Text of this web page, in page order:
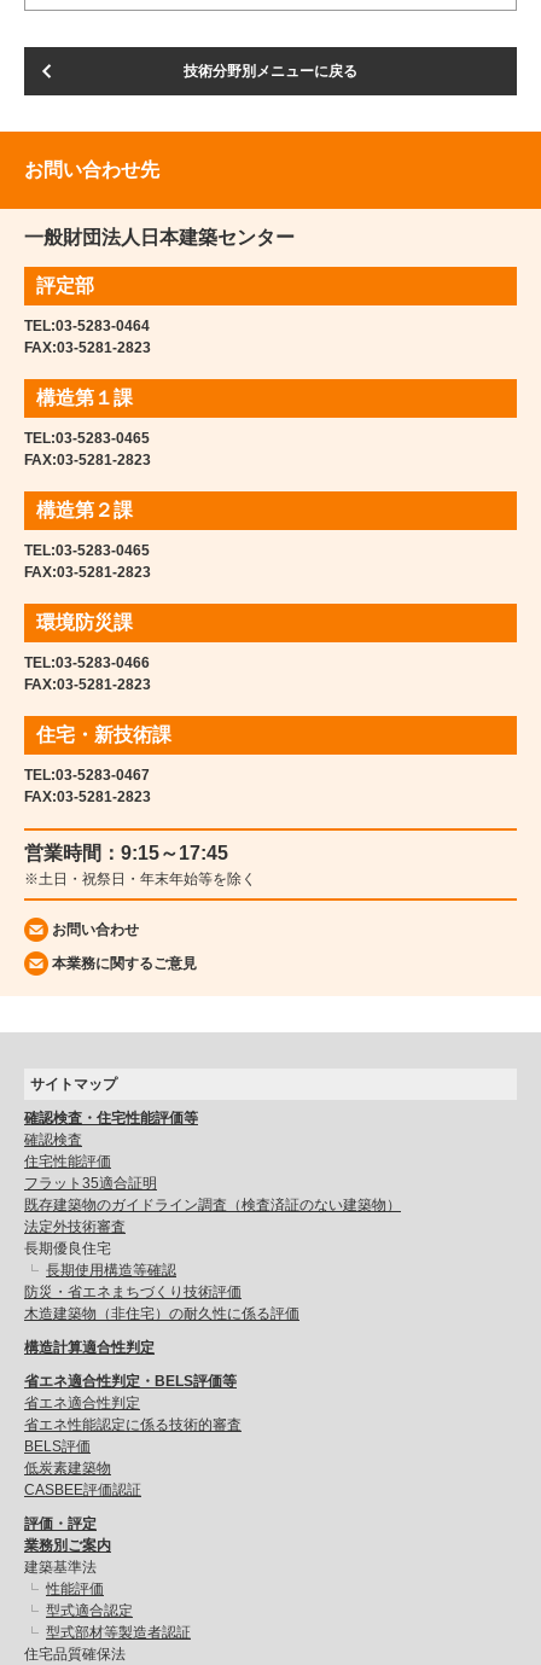
技術分野別メニューに戻る
お問い合わせ先
一般財団法人日本建築センター
評定部
TEL:03-5283-0464
FAX:03-5281-2823
構造第１課
TEL:03-5283-0465
FAX:03-5281-2823
構造第２課
TEL:03-5283-0465
FAX:03-5281-2823
環境防災課
TEL:03-5283-0466
FAX:03-5281-2823
住宅・新技術課
TEL:03-5283-0467
FAX:03-5281-2823
営業時間：9:15～17:45
※土日・祝祭日・年末年始等を除く
お問い合わせ
本業務に関するご意見
サイトマップ
確認検査・住宅性能評価等
確認検査
住宅性能評価
フラット35適合証明
既存建築物のガイドライン調査（検査済証のない建築物）
法定外技術審査
長期優良住宅
長期使用構造等確認
防災・省エネまちづくり技術評価
木造建築物（非住宅）の耐久性に係る評価
構造計算適合性判定
省エネ適合性判定・BELS評価等
省エネ適合性判定
省エネ性能認定に係る技術的審査
BELS評価
低炭素建築物
CASBEE評価認証
評価・評定
業務別ご案内
建築基準法
性能評価
型式適合認定
型式部材等製造者認証
住宅品質確保法